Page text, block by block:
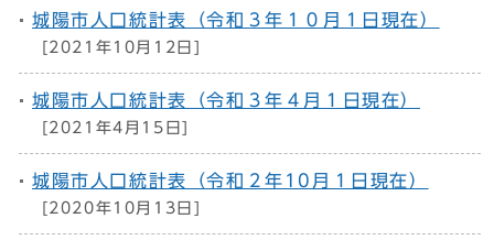
城陽市人口統計表（令和３年１０月１日現在）
[2021年10月12日]
城陽市人口統計表（令和３年４月１日現在）
[2021年4月15日]
城陽市人口統計表（令和２年10月１日現在）
[2020年10月13日]